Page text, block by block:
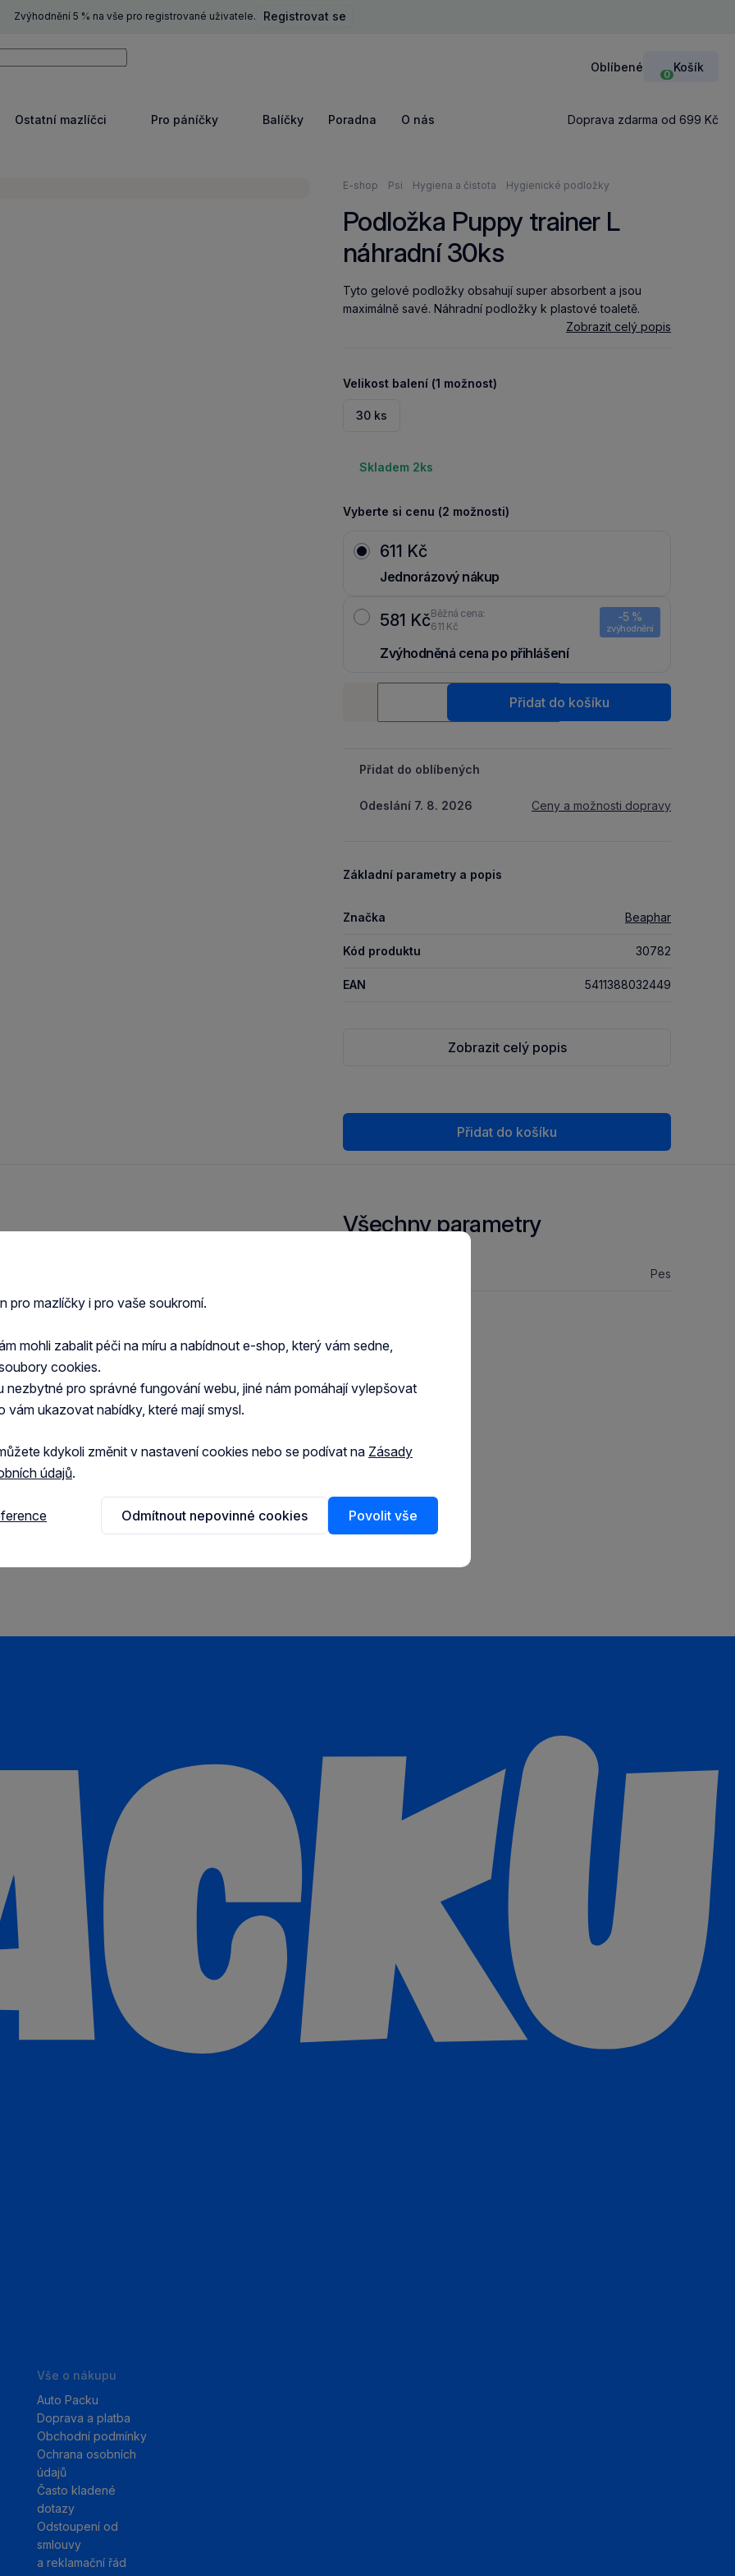
Zvýhodnění 5 % na vše pro registrované uživatele. Registrovat se
Přihlášení
Oblíbené
0
Košík
Ostatní mazlíčci
ZobrazitPro páníčky
ZobrazitBalíčky Poradna O nás Doprava zdarma od 699 Kč
Nacházíte
zde:
E-shop Psi Hygiena a čistota Hygienické podložky
Podložka Puppy trainer L
náhradní 30ks
Tyto gelové podložky obsahují super absorbent a jsou
maximálně savé. Náhradní podložky k plastové toaletě.
Zobrazit celý popis
Velikost balení (1 možnost)
30 ks
Skladem 2ks
Vyberte si cenu (2 možnosti)
611 Kč
Jednorázový nákup
581 KčBěžná cena:
611 Kč
-5 %
zvýhodnění
Zvýhodněná cena po přihlášení
+
Přidat do košíku
Přidat do oblíbených
Odeslání 7. 8. 2026 Ceny a možnosti dopravy
Základní parametry a popis
Značka Beaphar
Kód produktu 30782
EAN 5411388032449
Zobrazit celý popis
Přidat do košíku
maximálně savé.
Všechny parametry
Pes
Vše o nákupu
Auto Packu
Doprava a platba
Obchodní podmínky
Ochrana osobních
údajů
Často kladené
dotazy
Odstoupení od
smlouvy
a reklamační řád
pro mazlíčky i pro vaše soukromí.
mohli zabalit péči na míru a nabídnout e-shop, který vám sedne,
cookies.
nezbytné pro správné fungování webu, jiné nám pomáhají vylepšovat
vám ukazovat nabídky, které mají smysl.
kdykoli změnit v nastavení cookies nebo se podívat na Zásady
údajů.
Odmítnout nepovinné cookies Povolit vše